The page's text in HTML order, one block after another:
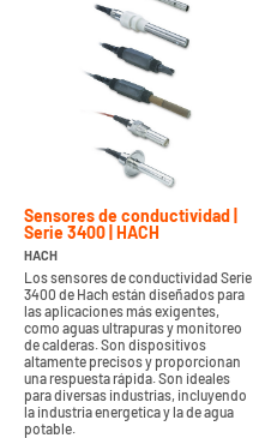
Sensores de conductividad |
Serie 3400 | HACH
HACH
Los sensores de conductividad Serie
3400 de Hach están diseñados para
las aplicaciones más exigentes,
como aguas ultrapuras y monitoreo
de calderas. Son dispositivos
altamente precisos y proporcionan
una respuesta rápida. Son ideales
para diversas industrias, incluyendo
la industria energetica y la de agua
potable.